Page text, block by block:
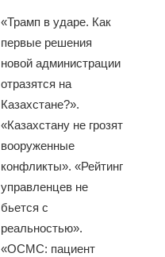
«Трамп в ударе. Как
первые решения
новой администрации
отразятся на
Казахстане?».
«Казахстану не грозят
вооруженные
конфликты». «Рейтинг
управленцев не
бьется с
реальностью».
«ОСМС: пациент